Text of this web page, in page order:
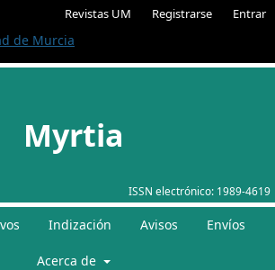
Revistas UM Registrarse Entrar
ISSN electrónico: 1989-4619
Myrtia
Indización Avisos Envíos
Acerca de